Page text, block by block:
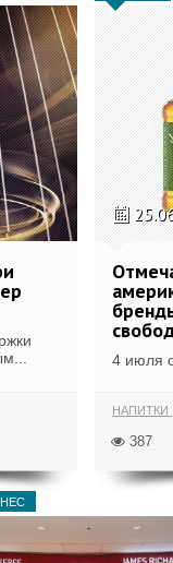
4 июля
НАПИТКИ
387